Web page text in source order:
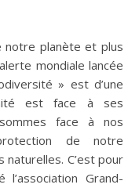
mondiale lancée
» est d’une
est face à ses
face à nos
de notre
C’est pour
Grand-